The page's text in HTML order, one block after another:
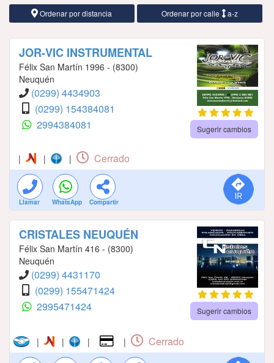
Ordenar por distancia Ordenar por calle a-z
JOR-VIC INSTRUMENTAL
Félix San Martín 1996 - (8300)
Neuquén
(0299) 4434903
(0299) 154384081
2994384081
Sugerir cambios
| | | Cerrado
Llamar WhatsApp Compartir
CRISTALES NEUQUÉN
Félix San Martín 416 - (8300)
Neuquén
(0299) 4431170
(0299) 155471424
2995471424
Sugerir cambios
| | | | Cerrado